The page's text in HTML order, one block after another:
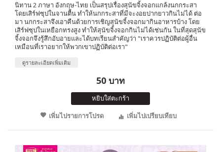
นิทาน 2 ภาษา อังกฤษ-ไทย เป็นสรุปเรื่องสุนัขจิ้งจอกแกล้งนกกระสา
โดยเสิร์ฟซุปในจานตื้น ทำให้นกกระสาที่มีจะงอยปากยาวกินไม่ได้ ต่อ
มา นกกระสาจึงเอาคืนด้วยการเชิญสุนัขจิ้งจอกมากินอาหารบ้าง โดย
เสิร์ฟซุปในเหยือกทรงสูง ทำให้สุนัขจิ้งจอกกินไม่ได้เช่นกัน ในที่สุดสุนัข
จิ้งจอกจึงรู้สึกอับอายและได้บทเรียนสำคัญว่า "เราควรปฏิบัติต่อผู้อื่น
เหมือนที่เราอยากให้พวกเขาปฏิบัติต่อเรา"
ดูรายละเอียดเพิ่มเติม
50 บาท
หยิบใส่ตะกร้า
เพิ่มไปรายการโปรด
เพิ่มไปเปรียบเทียบ